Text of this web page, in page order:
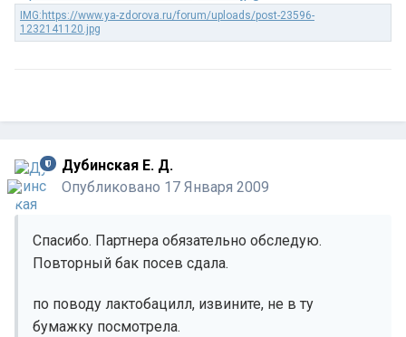
Дубинская Е. Д.
Опубликовано 17 Января 2009
Спасибо. Партнера обязательно обследую.
Повторный бак посев сдала.
по поводу лактобацилл, извините, не в ту
бумажку посмотрела.